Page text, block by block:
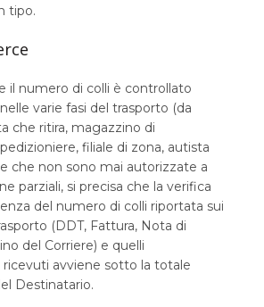
tipo.
il numero di colli è controllato
varie fasi del trasporto (da
che ritira, magazzino di
filiale di zona, autista
che non sono mai autorizzate a
parziali, si precisa che la verifica
del numero di colli riportata sui
(DDT, Fattura, Nota di
del Corriere) e quelli
avviene sotto la totale
Destinatario.